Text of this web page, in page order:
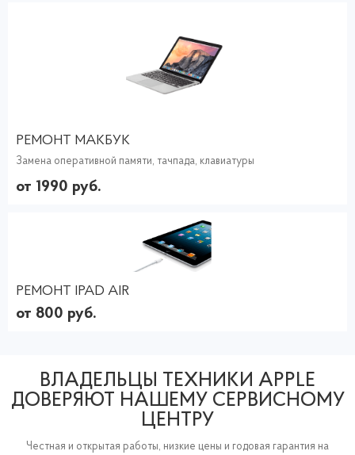
РЕМОНТ МАКБУК
Замена оперативной памяти, тачпада, клавиатуры
от 1990 руб.
РЕМОНТ IPAD AIR
от 800 руб.
ВЛАДЕЛЬЦЫ ТЕХНИКИ APPLE
ДОВЕРЯЮТ НАШЕМУ СЕРВИСНОМУ
ЦЕНТРУ
Честная и открытая работы, низкие цены и годовая гарантия на